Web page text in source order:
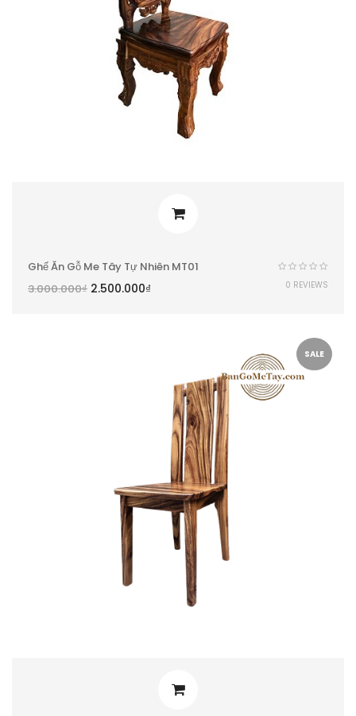
Ghế Ăn Gỗ Me Tây Tự Nhiên MT01
3.000.000₫ 2.500.000₫ 0 REVIEWS
SALE